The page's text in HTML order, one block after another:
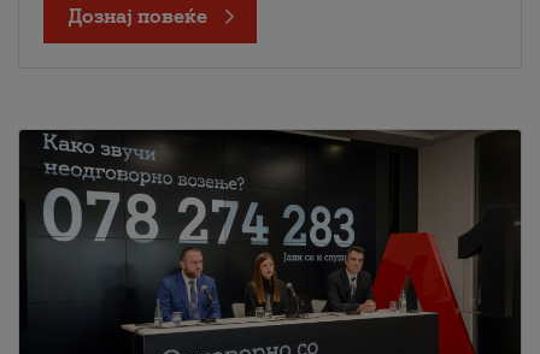
Дознај повеќе